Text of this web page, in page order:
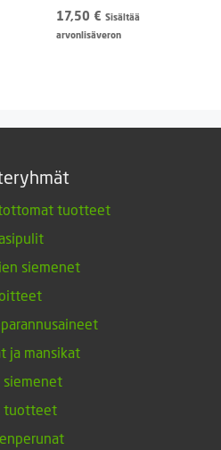
17,50 € Sisältää
arvonlisäveron
tuotteet
siemenet
ja mansikat
siemenet
tuotteet